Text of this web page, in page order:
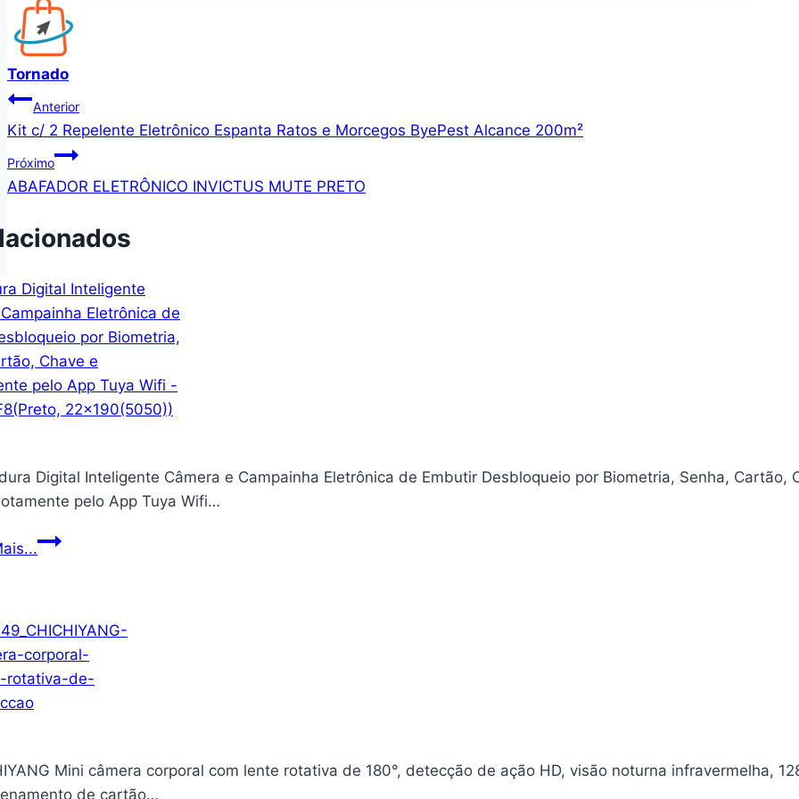
silicone, decalques de pele, capas protetoras!
Next page
Tornado
Navegação
de
Post
Anterior
Kit c/ 2 Repelente Eletrônico Espanta Ratos e Morcegos ByePest Alcance 200m²
Próximo
ABAFADOR ELETRÔNICO INVICTUS MUTE PRETO
Digital Inteligente Câmera e Campainha Eletrônica de Embutir Desbloqueio por Biometria, Senha, Cartão,
pelo App Tuya Wifi…
Fechadura
e
Campainha
Eletrônica
por
Mini câmera corporal com lente rotativa de 180°, detecção de ação HD, visão noturna infravermelha,
de cartão…